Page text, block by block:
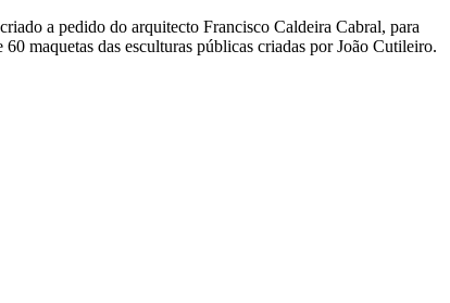
a pedido do arquitecto Francisco Caldeira Cabral, para
maquetas das esculturas públicas criadas por João Cutileiro.